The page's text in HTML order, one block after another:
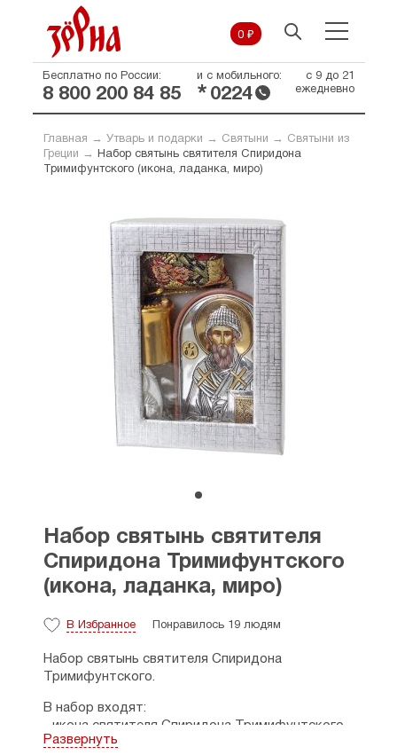
0 ₽
Бесплатно по России:
8 800 200 84 85
и с мобильного:
* 0224
с 9 до 21
ежедневно
Главная → Утварь и подарки → Святыни →
Святыни из
Греции →
Набор святынь святителя Спиридона
Тримифунтского (икона, ладанка, миро)
Набор святынь святителя
Спиридона Тримифунтского
(икона, ладанка, миро)
В Избранное Понравилось 19 людям
Набор святынь святителя Спиридона
Тримифунтского.
В набор входят:
- икона святителя Спиридона Тримифунтского
(4 х 5,5 см, пластик, оклад с напылением серебра,
Развернуть